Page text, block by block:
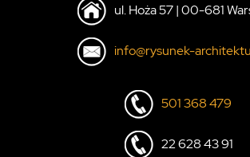
ul. Hoża 57 | 00-681
info@rysunek-
501 368 479
22 628 43 91